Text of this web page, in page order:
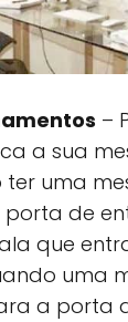
–
a sua
ter uma
de
que
uma
a porta